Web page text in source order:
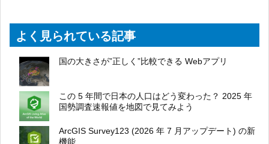
よく見られている記事
国の大きさが”正しく”比較できる Webアプリ
この 5 年間で日本の人口はどう変わった？ 2025 年
国勢調査速報値を地図で見てみよう
ArcGIS Survey123 (2026 年 7 月アップデート) の新
機能